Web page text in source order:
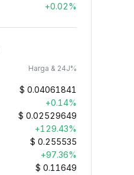
+0.02%
Harga & 24J%
$ 0.04061841
+0.14%
$ 0.02529649
+129.43%
$ 0.255535
+97.36%
$ 0.11649